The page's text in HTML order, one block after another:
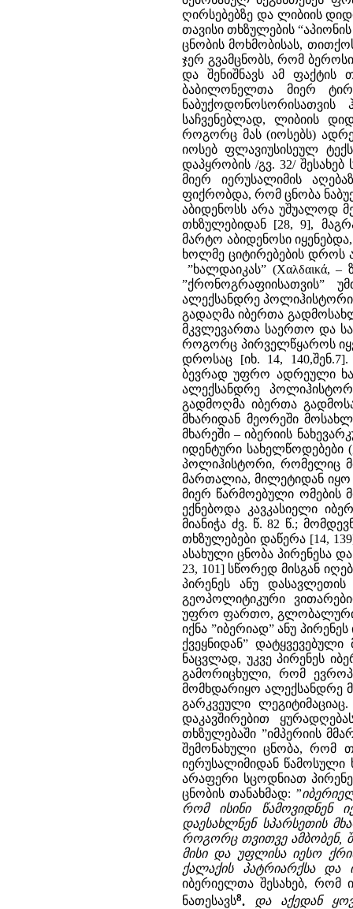
ღირსებებზე და ლიბიის
თავისი თხზულების
ცნობის მოხმობისას,
ჯერ გვამცნობს, რომ
და შენიშნავს ამ ფაქტის
ბაბილონელთა მიერ
საჩვენებლად, ლიბიის
როგორც მას (იოსებს)
იოსებ ფლავიუსისეულ
დაპყრობის /გვ. 32/
მიერ იერუსალიმის
ფიქრობდა, რომ ცნობა
აბიდენოსს არა უშუალოდ
თხზულებიდან [28, 9],
მარტო აბიდენოსი
ხოლმე ციტირებების დროს
”ხალდაიკას” (Χαλδαικά,
”ქრონოგრაფიისათვის”
ალექსანდრე
გადაღმა იბერთა
მკვლევართა საერთო და
როგორც პირველწყაროს
დროსაც [იხ. 14,
ბევრად უფრო ადრეული
ალექსანდრე
გადმოღმა იბერთა
მხარიდან მეორეში
მხარეში – იბერიის
იდენტური სახელწოდებები
პოლიჰისტორი, რომელიც
მართალია, მილეტიდან
მიერ წარმოებული ომების
ექნებოდა კავკასიელი
მიანიჭა ძვ. წ. 82 წ.;
თხზულებები დაწერა [14,
ასახული ცნობა პირენესა
23, 101] სწორედ მისგან
პირენეს ანუ
გეოპოლიტიკური
უფრო ფართო, გლობალური
იქნა ”იბერიად” ანუ
ქვეყნიდან”
ნაცვლად, უკვე პირენეს
გამორიცხული, რომ
მომხდარიყო ალექსანდრე
გარკვეული
დაკავშირებით
თხზულებაში ”იმპერიის
შემონახული ცნობა, რომ
იერუსალიმიდან წამოსული
არაფერი სცოდნიათ
ცნობის თანახმად:
რომ ისინი წამოვიდნენ
დაესახლნენ სპარსეთის
როგორც თვითვე ამბობენ,
მისი და უფლისა იესო
ქალაქის პატრიარქსა და
იბერიელთა შესახებ, რომ
ნათესავს8. და აქედან